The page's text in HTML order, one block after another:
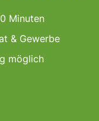
Minuten
& Gewerbe
möglich